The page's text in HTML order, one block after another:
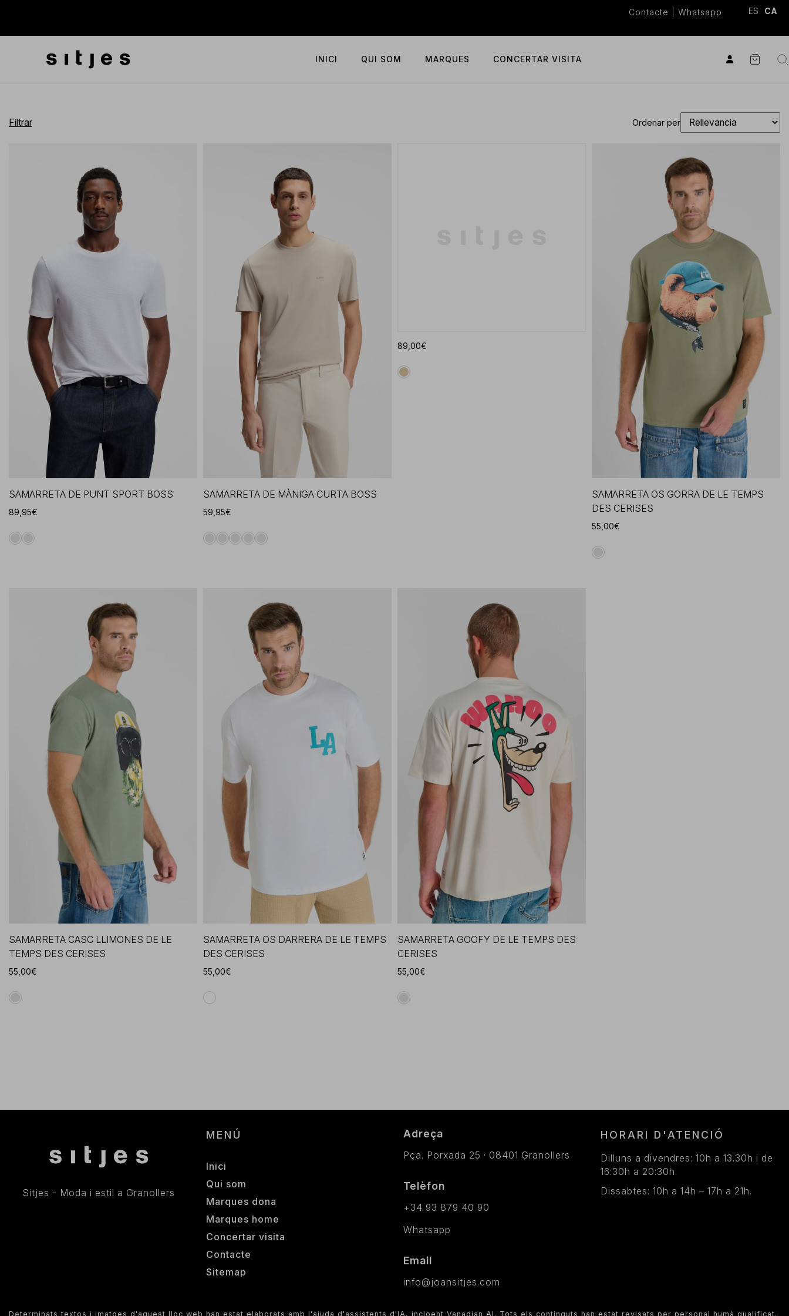
Contacte Whatsapp ES CA
INICI QUI SOM MARQUES CONCERTAR VISITA
Filtrar Ordenar per
SAMARRETA DE PUNT SPORT BOSS
89,95€
SAMARRETA DE MÀNIGA CURTA BOSS
59,95€
89,00€
SAMARRETA OS GORRA DE LE TEMPS
DES CERISES
55,00€
SAMARRETA CASC LLIMONES DE LE
TEMPS DES CERISES
55,00€
SAMARRETA OS DARRERA DE LE TEMPS
DES CERISES
55,00€
SAMARRETA GOOFY DE LE TEMPS DES
CERISES
55,00€
Sitjes - Moda i estil a Granollers
MENÚ
Inici
Qui som
Marques dona
Marques home
Concertar visita
Contacte
Sitemap
Adreça
Pça. Porxada 25 · 08401 Granollers
Telèfon
+34 93 879 40 90
Whatsapp
Email
info@joansitjes.com
HORARI D'ATENCIÓ
Dilluns a divendres: 10h a 13.30h i de
16:30h a 20:30h.
Dissabtes: 10h a 14h – 17h a 21h.
Determinats textos i imatges d'aquest lloc web han estat elaborats amb l'ajuda d'assistents d'IA, incloent Vanadian AI. Tots els continguts han estat revisats per personal humà qualificat.